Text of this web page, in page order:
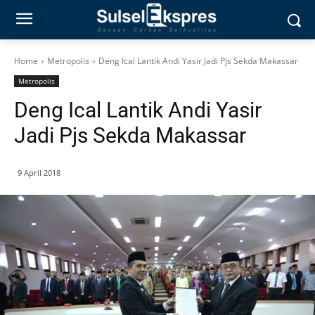
Home Metropolis Deng Ical Lantik Andi Yasir Jadi Pjs Sekda Makassar
Metropolis
Deng Ical Lantik Andi Yasir
Jadi Pjs Sekda Makassar
9 April 2018